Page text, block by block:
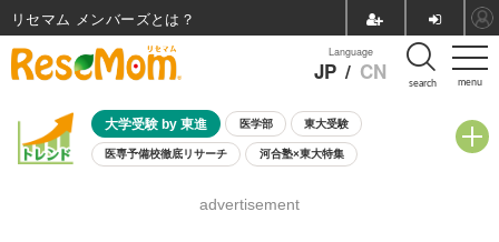
menu
Language
JP / CN search
大学受験 by 東進 医学部 東大受験
医専予備校徹底リサーチ 河合塾×東大特集
8月開催学校説明会・相談会
advertisement
リセマム メンバーズ